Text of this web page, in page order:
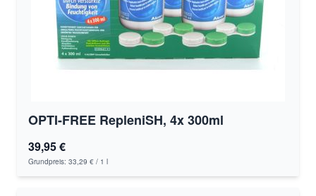
OPTI-FREE RepleniSH, 4x 300ml
39,95 €
Grundpreis: 33,29 € / 1 l